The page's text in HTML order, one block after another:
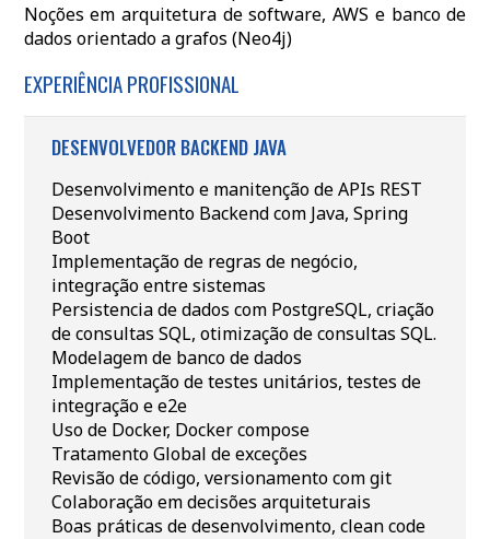
Noções em arquitetura de software, AWS e banco de
dados orientado a grafos (Neo4j)
EXPERIÊNCIA PROFISSIONAL
DESENVOLVEDOR BACKEND JAVA
Desenvolvimento e manitenção de APIs REST
Desenvolvimento Backend com Java, Spring
Boot
Implementação de regras de negócio,
integração entre sistemas
Persistencia de dados com PostgreSQL, criação
de consultas SQL, otimização de consultas SQL.
Modelagem de banco de dados
Implementação de testes unitários, testes de
integração e e2e
Uso de Docker, Docker compose
Tratamento Global de exceções
Revisão de código, versionamento com git
Colaboração em decisões arquiteturais
Boas práticas de desenvolvimento, clean code